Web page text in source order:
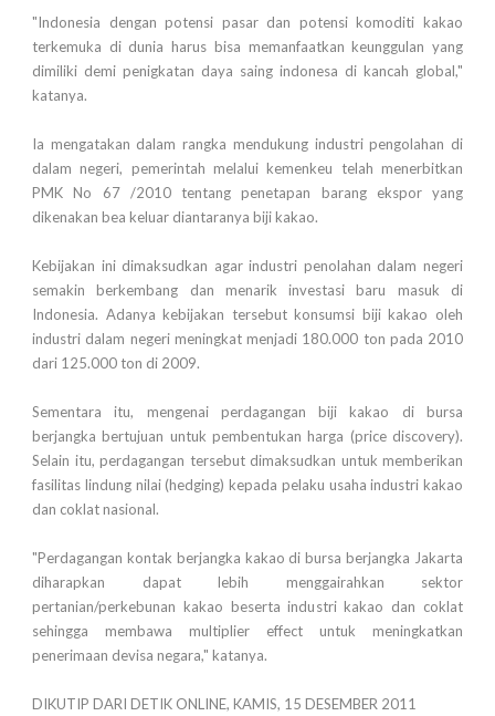
"Indonesia dengan potensi pasar dan potensi komoditi kakao
terkemuka di dunia harus bisa memanfaatkan keunggulan yang
dimiliki demi penigkatan daya saing indonesa di kancah global,"
katanya.
Ia mengatakan dalam rangka mendukung industri pengolahan di
dalam negeri, pemerintah melalui kemenkeu telah menerbitkan
PMK No 67 /2010 tentang penetapan barang ekspor yang
dikenakan bea keluar diantaranya biji kakao.
Kebijakan ini dimaksudkan agar industri penolahan dalam negeri
semakin berkembang dan menarik investasi baru masuk di
Indonesia. Adanya kebijakan tersebut konsumsi biji kakao oleh
industri dalam negeri meningkat menjadi 180.000 ton pada 2010
dari 125.000 ton di 2009.
Sementara itu, mengenai perdagangan biji kakao di bursa
berjangka bertujuan untuk pembentukan harga (price discovery).
Selain itu, perdagangan tersebut dimaksudkan untuk memberikan
fasilitas lindung nilai (hedging) kepada pelaku usaha industri kakao
dan coklat nasional.
"Perdagangan kontak berjangka kakao di bursa berjangka Jakarta
diharapkan dapat lebih menggairahkan sektor
pertanian/perkebunan kakao beserta industri kakao dan coklat
sehingga membawa multiplier effect untuk meningkatkan
penerimaan devisa negara," katanya.
DIKUTIP DARI DETIK ONLINE, KAMIS, 15 DESEMBER 2011